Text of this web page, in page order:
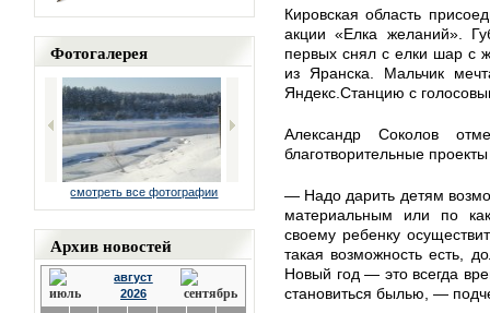
Фотогалерея
смотреть все фотографии
Архив новостей
август
2026
Кировская область
акции «Елка желаний».
первых снял с елки шар с
из Яранска. Мальчик
Яндекс.Станцию с
Александр Соколов
благотворительные
— Надо дарить детям
материальным или по
своему ребенку
такая возможность есть,
Новый год — это всегда
становиться былью, —